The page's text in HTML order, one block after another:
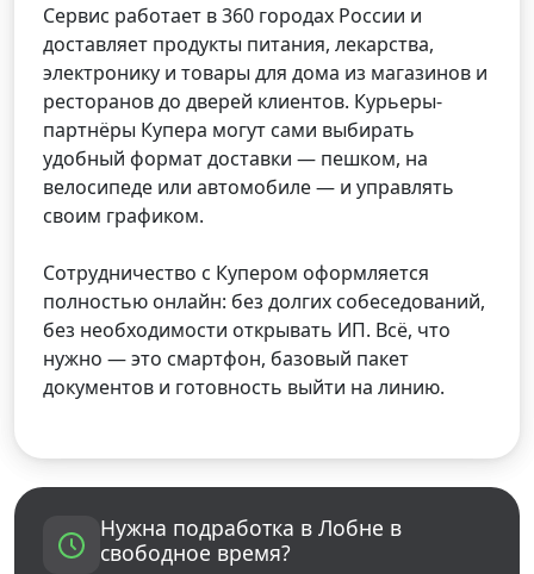
Сервис работает в 360 городах России и
доставляет продукты питания, лекарства,
электронику и товары для дома из магазинов и
ресторанов до дверей клиентов. Курьеры-
партнёры Купера могут сами выбирать
удобный формат доставки — пешком, на
велосипеде или автомобиле — и управлять
своим графиком.
Сотрудничество с Купером оформляется
полностью онлайн: без долгих собеседований,
без необходимости открывать ИП. Всё, что
нужно — это смартфон, базовый пакет
документов и готовность выйти на линию.
Нужна подработка в Лобне в
свободное время?